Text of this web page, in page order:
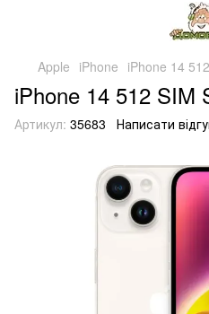
Apple iPhone iPhone 14
iPhone 14 512 SIM
Артикул: 35683 Написати